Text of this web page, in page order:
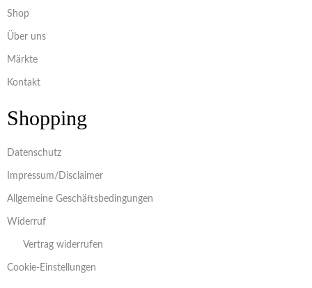
Shop
Über uns
Märkte
Kontakt
Shopping
Datenschutz
Impressum/Disclaimer
Allgemeine Geschäftsbedingungen
Widerruf
Vertrag widerrufen
Cookie-Einstellungen